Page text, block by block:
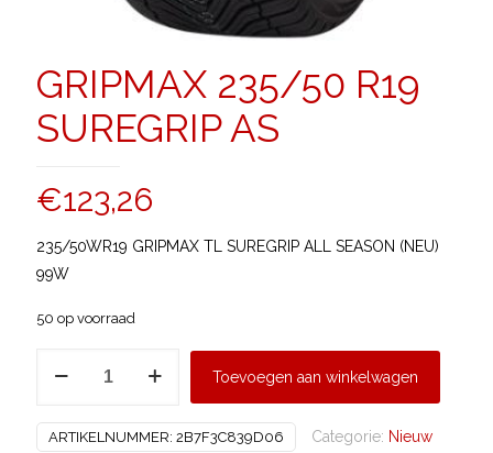
GRIPMAX 235/50 R19
SUREGRIP AS
€123,26
235/50WR19 GRIPMAX TL SUREGRIP ALL SEASON (NEU)
99W
50 op voorraad
SUREGRIP
Toevoegen aan winkelwagen
ARTIKELNUMMER: 2B7F3C839D06 Categorie: Nieuw